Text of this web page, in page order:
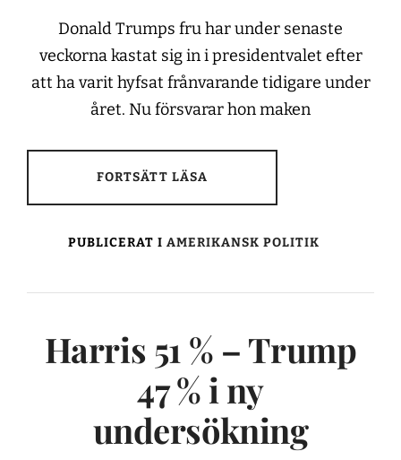
Donald Trumps fru har under senaste
veckorna kastat sig in i presidentvalet efter
att ha varit hyfsat frånvarande tidigare under
året. Nu försvarar hon maken
FORTSÄTT LÄSA
PUBLICERAT I AMERIKANSK POLITIK
Harris 51 % – Trump
47 % i ny
undersökning